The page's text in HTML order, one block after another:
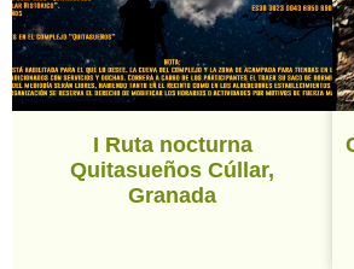
I Ruta nocturna
Quitasueños Cúllar,
Granada